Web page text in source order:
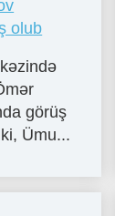
olub
görüş
Ümu...